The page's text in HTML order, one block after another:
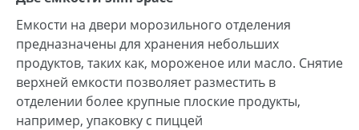
Емкости на двери морозильного отделения
предназначены для хранения небольших
продуктов, таких как, мороженое или масло. Снятие
верхней емкости позволяет разместить в
отделении более крупные плоские продукты,
например, упаковку с пиццей